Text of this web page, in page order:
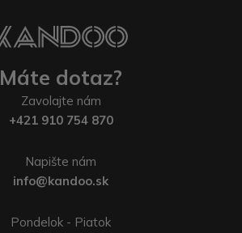
Máte dotaz?
Zavolajte nám
+421 910 754 870
Napište nám
info@kandoo.sk
Pondelok - Piatok